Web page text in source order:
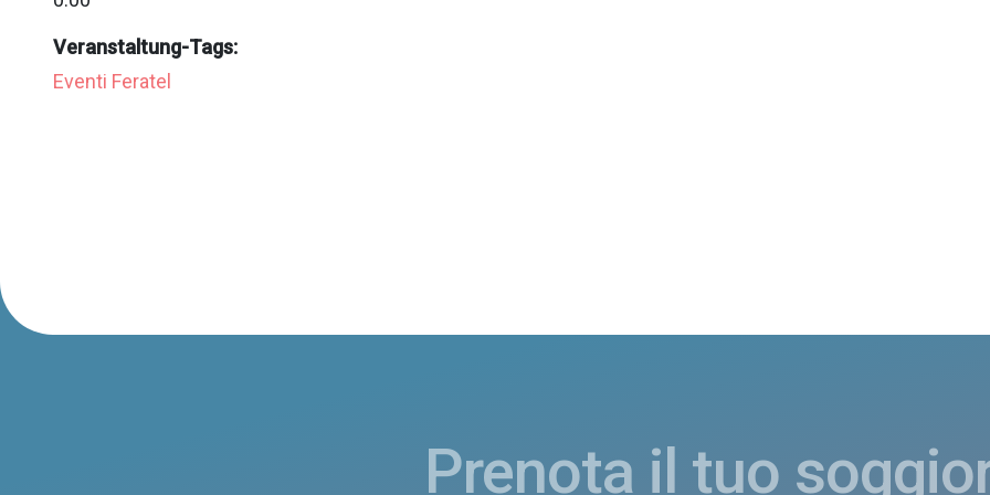
Veranstaltung-Tags:
Eventi Feratel
Prenota il tuo